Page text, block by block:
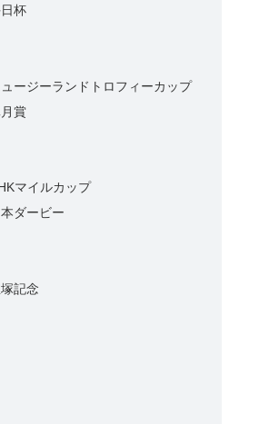
杯
ージーランドトロフィーカップ
賞
マイルカップ
ダービー
記念